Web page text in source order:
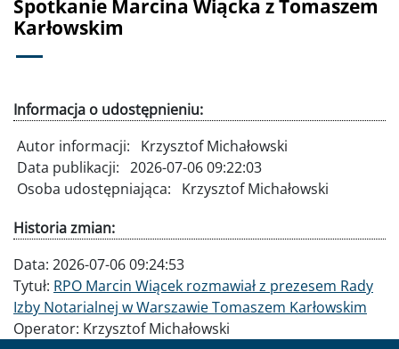
Spotkanie Marcina Wiącka z Tomaszem
Karłowskim
Informacja o udostępnieniu:
Autor informacji:
Krzysztof Michałowski
Data publikacji: 2026-07-06 09:22:03
Osoba udostępniająca:
Krzysztof Michałowski
Historia zmian:
Data: 2026-07-06 09:24:53
Tytuł: RPO Marcin Wiącek rozmawiał z prezesem Rady
Izby Notarialnej w Warszawie Tomaszem Karłowskim
Operator: Krzysztof Michałowski